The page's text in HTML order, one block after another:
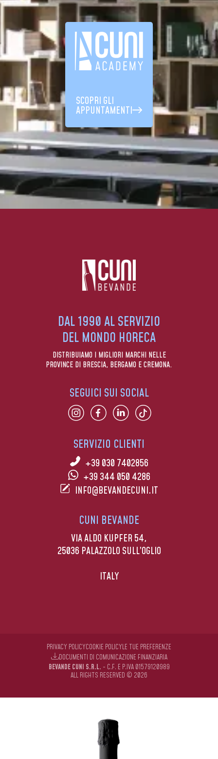
SCOPRI GLI
APPUNTAMENTI
DAL 1990 AL SERVIZIO
DEL MONDO HORECA
DISTRIBUIAMO I MIGLIORI MARCHI NELLE
PROVINCE DI BRESCIA, BERGAMO E CREMONA.
SERVIZIO CLIENTI
+39 030 7402856
+39 344 050 4286
INFO@BEVANDECUNI.IT
CUNI BEVANDE
VIA ALDO KUPFER 54,
25036 PALAZZOLO SULL’OGLIO
ITALY
SEGUICI SUI SOCIAL
BEVANDE CUNI S.R.L. - C.F. E P.IVA 01579120989
ALL RIGHTS RESERVED © 2026
PRIVACY POLICYCOOKIE POLICYLE TUE PREFERENZE
DOCUMENTI DI COMUNICAZIONE FINANZIARIA